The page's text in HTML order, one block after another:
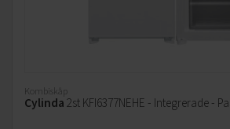
Kombiskåp
Cylinda 2st KFI6377NEHE - Integrerade -